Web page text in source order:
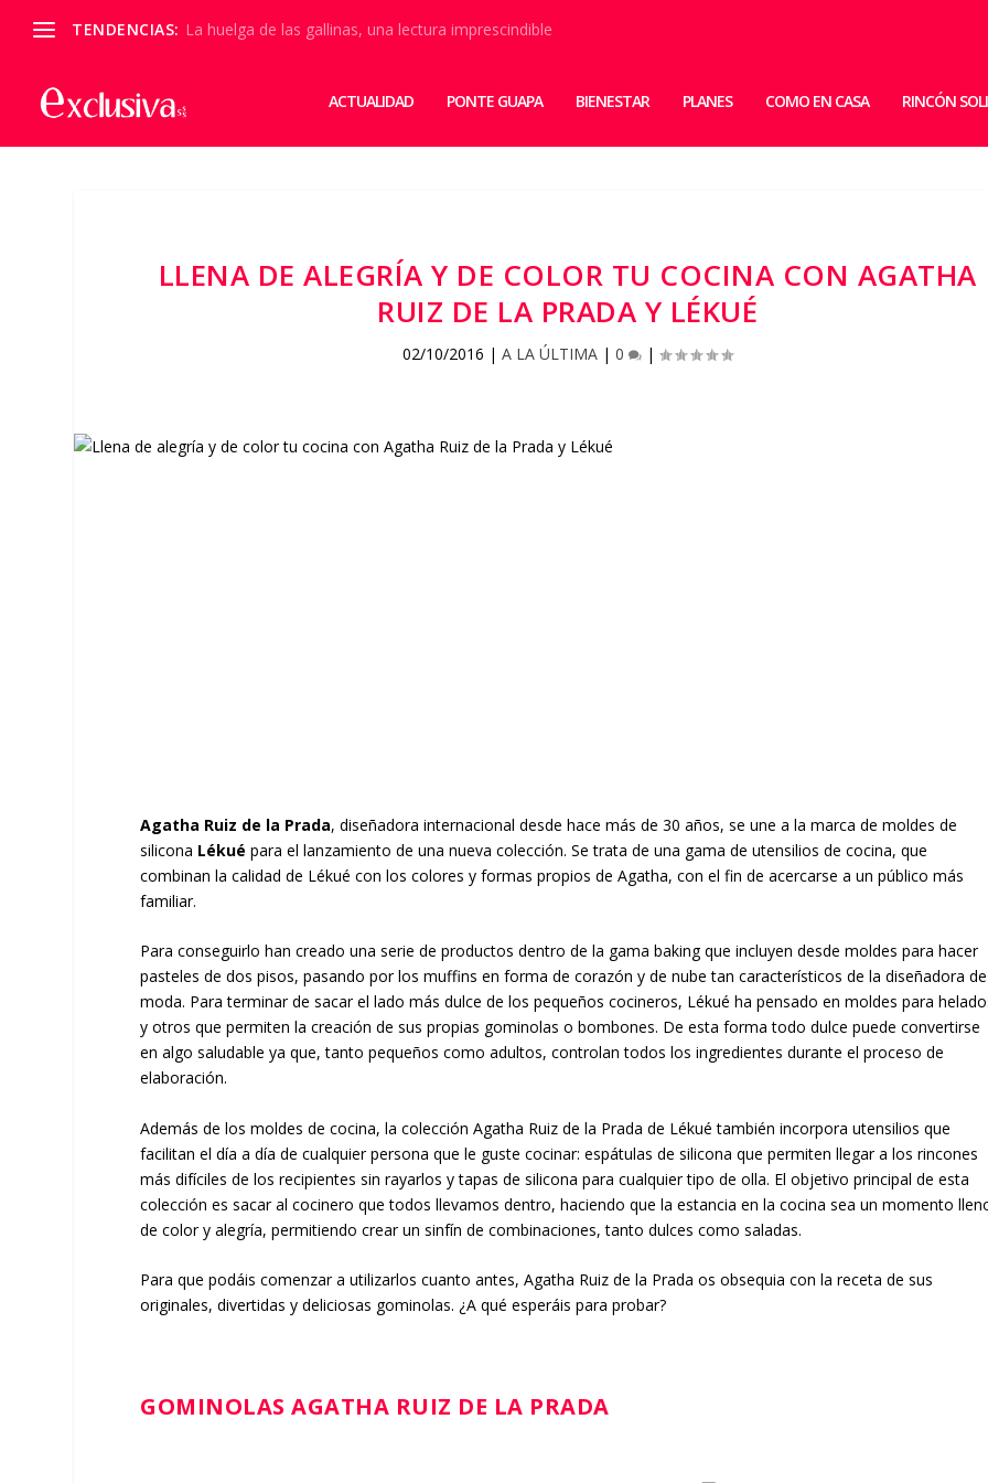
TENDENCIAS: La huelga de las gallinas, una lectura imprescindible
ACTUALIDAD PONTE GUAPA BIENESTAR PLANES COMO EN CASA RINCÓN
LLENA DE ALEGRÍA Y DE COLOR TU COCINA CON AGATHA
RUIZ DE LA PRADA Y LÉKUÉ
02/10/2016 |A LA ÚLTIMA |0 |
Agatha Ruiz de la Prada, diseñadora internacional desde hace más de 30 años, se une a la marca de moldes de
silicona Lékuépara el lanzamiento de una nueva colección. Se trata de una gama de utensilios de cocina, que
combinan la calidad de Lékué con los colores y formas propios de Agatha, con el fin de acercarse a un público más
familiar.
Para conseguirlo han creado una serie de productos dentro de la gama baking que incluyen desde moldes para hacer
pasteles de dos pisos, pasando por los muffins en forma de corazón y de nube tan característicos de la diseñadora de
moda. Para terminar de sacar el lado más dulce de los pequeños cocineros, Lékué ha pensado en moldes para
y otros que permiten la creación de sus propias gominolas o bombones. De esta forma todo dulce puede convertirse
en algo saludable ya que, tanto pequeños como adultos, controlan todos los ingredientes durante el proceso de
elaboración.
Además de los moldes de cocina, la colección Agatha Ruiz de la Prada de Lékué también incorpora utensilios que
facilitan el día a día de cualquier persona que le guste cocinar: espátulas de silicona que permiten llegar a los rincones
más difíciles de los recipientes sin rayarlos y tapas de silicona para cualquier tipo de olla. El objetivo principal de esta
colección es sacar al cocinero que todos llevamos dentro, haciendo que la estancia en la cocina sea un momento
de color y alegría, permitiendo crear un sinfín de combinaciones, tanto dulces como saladas.
Para que podáis comenzar a utilizarlos cuanto antes, Agatha Ruiz de la Prada os obsequia con la receta de sus
originales, divertidas y deliciosas gominolas. ¿A qué esperáis para probar?
GOMINOLAS AGATHA RUIZ DE LA PRADA